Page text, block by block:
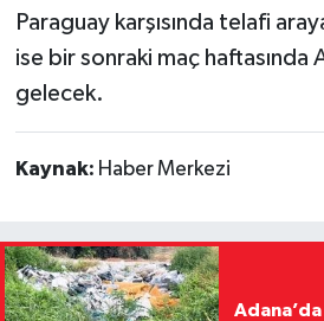
Paraguay karşısında telafi
ise bir sonraki maç haftasında
gelecek.
Kaynak: Haber Merkezi